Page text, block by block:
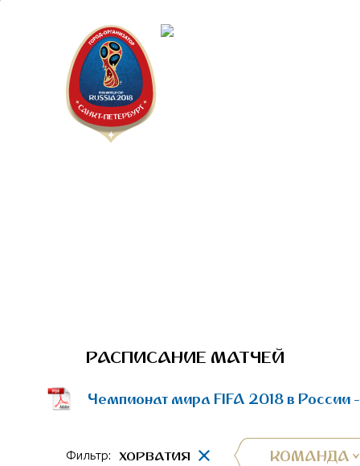
РАСПИСАНИЕ МАТЧЕЙ
Чемпионат мира FIFA 2018 в России
Фильтр: ХОРВАТИЯ КОМАНДА